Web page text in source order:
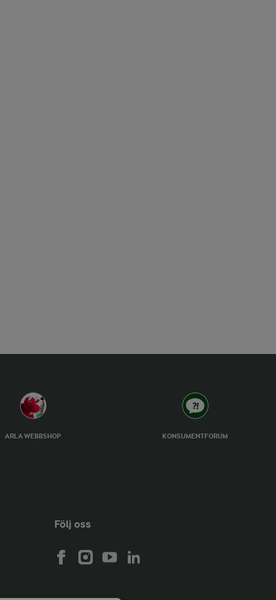
ARLA WEBBSHOP KONSUMENTFORUM
Följ oss